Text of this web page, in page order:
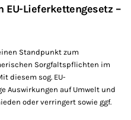
Lieferkettengesetz –
Standpunkt zum
Sorgfaltspflichten im
diesem sog. EU-
Auswirkungen auf Umwelt und
oder verringert sowie ggf.